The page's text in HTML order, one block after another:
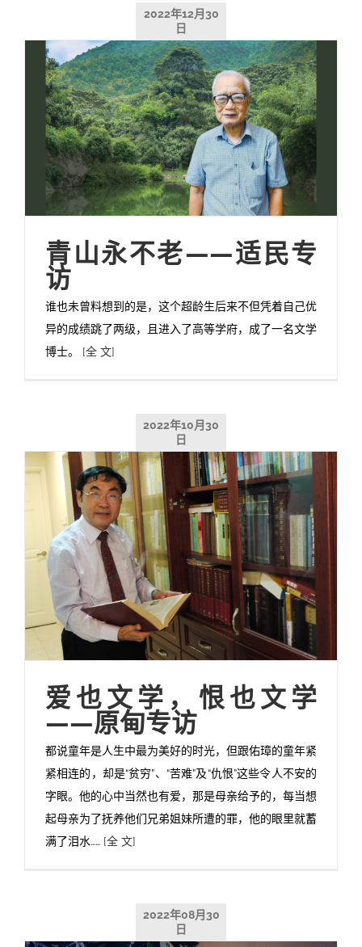
2022年12月30
日
青山永不老——适民专
访
谁也未曾料想到的是，这个超龄生后来不但凭着自己优
异的成绩跳了两级，且进入了高等学府，成了一名文学
博士。 [全 文]
2022年10月30
日
爱也文学，恨也文学
——原甸专访
都说童年是人生中最为美好的时光，但跟佑璋的童年紧
紧相连的，却是“贫穷”、“苦难”及“仇恨”这些令人不安的
字眼。他的心中当然也有爱，那是母亲给予的，每当想
起母亲为了抚养他们兄弟姐妹所遭的罪，他的眼里就蓄
满了泪水…… [全 文]
2022年08月30
日